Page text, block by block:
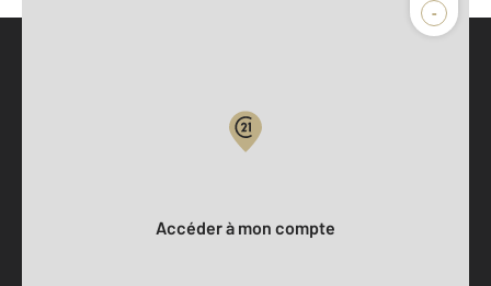
-
Accéder à mon compte